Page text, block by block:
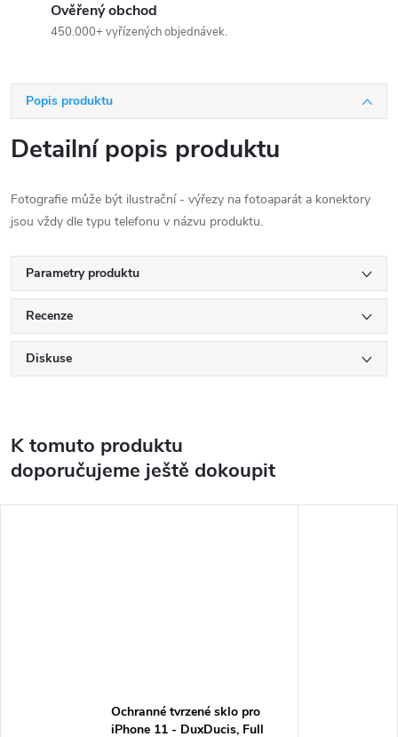
Ověřený obchod
450.000+ vyřízených objednávek.
Popis produktu
Detailní popis produktu
Fotografie může být ilustrační - výřezy na fotoaparát a konektory
jsou vždy dle typu telefonu v názvu produktu.
Parametry produktu
Recenze
Diskuse
K tomuto produktu
doporučujeme ještě dokoupit
Ochranné tvrzené sklo pro
iPhone 11 - DuxDucis, Full